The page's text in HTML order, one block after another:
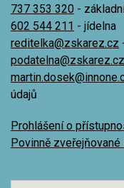
737 353 320 -
602 544 211 - jídelna
reditelka@zskarez.cz
podatelna@zskarez.cz
údajů
Prohlášení o
Povinně zveřejňované